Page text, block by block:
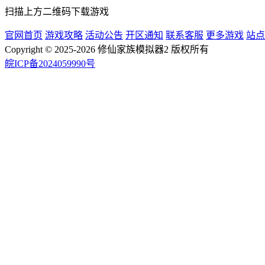
扫描上方二维码下载游戏
官网首页 游戏攻略 活动公告 开区通知 联系客服 更多游戏 站
Copyright © 2025-2026 修仙家族模拟器2 版权所有
皖ICP备2024059990号